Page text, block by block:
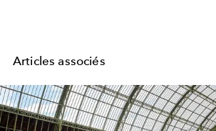
Articles associés